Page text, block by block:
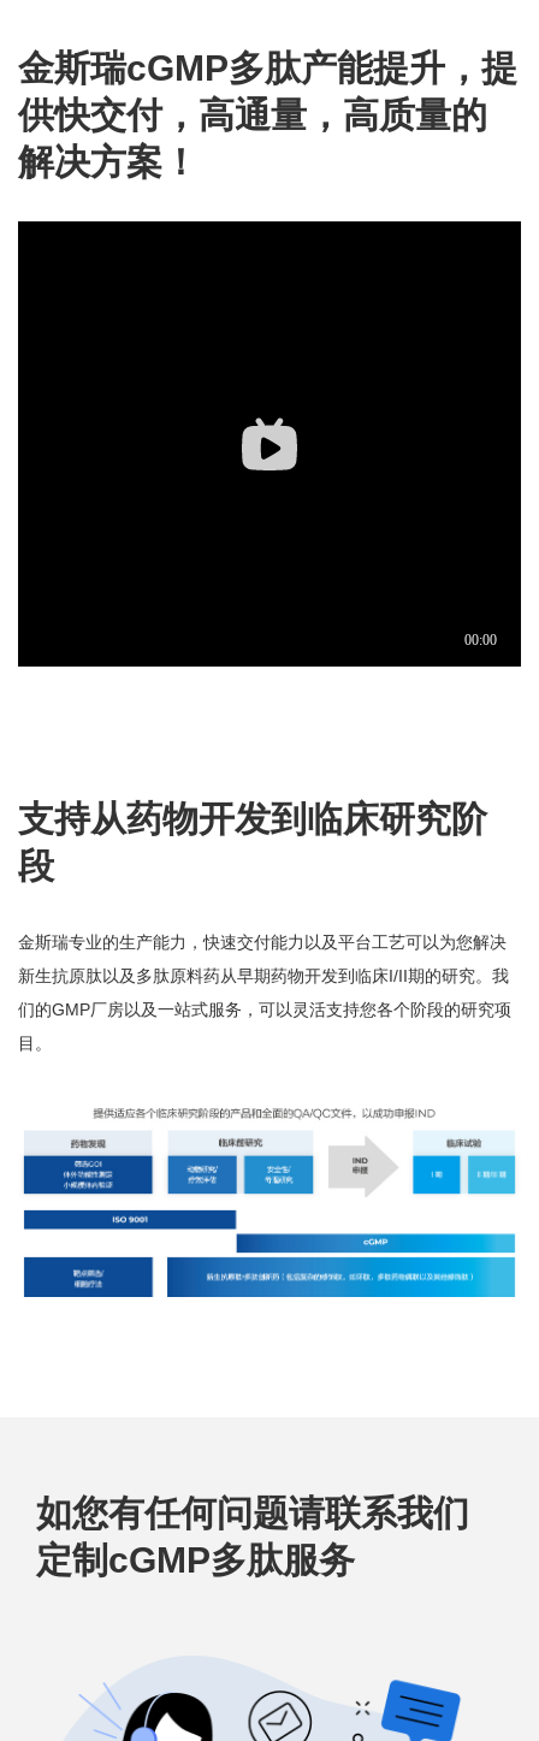
金斯瑞cGMP多肽产能提升，提
供快交付，高通量，高质量的
解决方案！
支持从药物开发到临床研究阶
段
金斯瑞专业的生产能力，快速交付能力以及平台工艺可以为您解决
新生抗原肽以及多肽原料药从早期药物开发到临床I/II期的研究。我
们的GMP厂房以及一站式服务，可以灵活支持您各个阶段的研究项
目。
如您有任何问题请联系我们
定制cGMP多肽服务